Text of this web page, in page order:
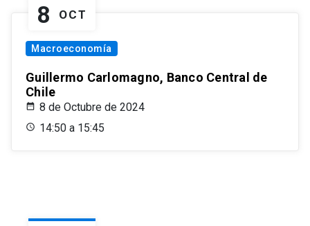
8 OCT
Macroeconomía
Guillermo Carlomagno, Banco Central de
Chile
8 de Octubre de 2024
14:50 a 15:45